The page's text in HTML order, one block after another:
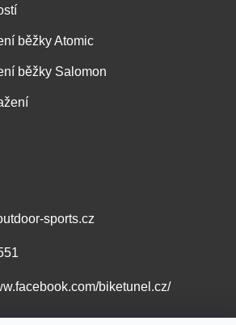
běžky Atomic
běžky Salomon
sports.cz
biketunel.cz/